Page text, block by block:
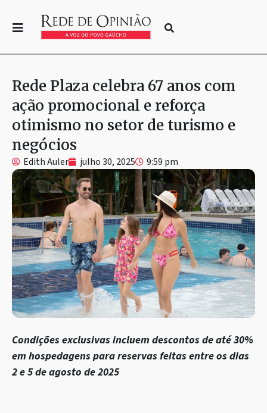
Rede Plaza celebra 67 anos com
ação promocional e reforça
otimismo no setor de turismo e
negócios
Edith Auler julho 30, 2025 9:59 pm
Condições exclusivas incluem descontos de até 30%
em hospedagens para reservas feitas entre os dias
2 e 5 de agosto de 2025